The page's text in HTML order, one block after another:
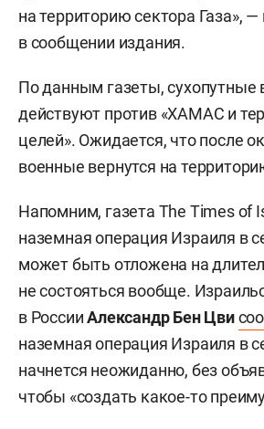
на территорию сектора Газа», —
в сообщении издания.
По данным газеты,
действуют против «ХАМАС и
целей». Ожидается, что после
военные вернутся на
Напомним, газета The Times of
наземная операция Израиля в
может быть отложена на
не состояться вообще.
в РоссииАлександр Бен Цви
наземная операция Израиля в
начнется неожиданно, без
чтобы «создать какое-то